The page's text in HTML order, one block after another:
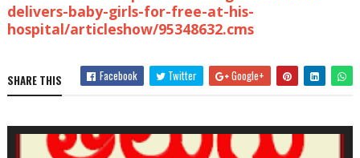
delivers-baby-girls-for-free-at-his-
hospital/articleshow/95348632.cms
SHARE THIS Facebook Twitter Google+